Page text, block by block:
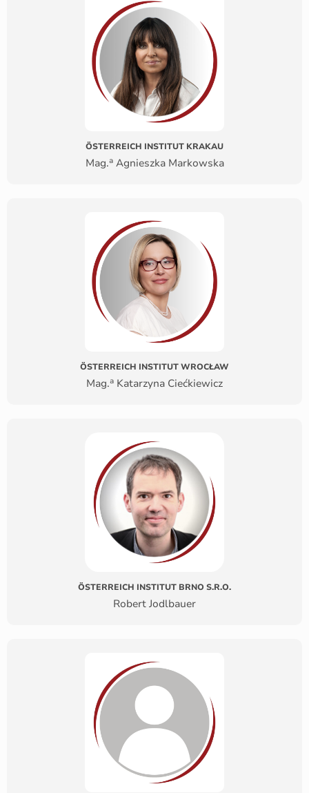
ÖSTERREICH INSTITUT KRAKAU
Mag.aAgnieszka Markowska
ÖSTERREICH INSTITUT WROCŁAW
Mag.a Katarzyna Ciećkiewicz
ÖSTERREICH INSTITUT BRNO S.R.O.
Robert Jodlbauer